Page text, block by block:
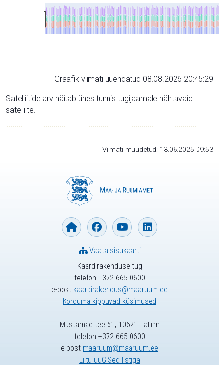
Graafik viimati uuendatud 08.08.2026 20:45:29
Satelliitide arv näitab ühes tunnis tugijaamale nähtavaid
satelliite.
Viimati muudetud: 13.06.2025 09:53
Kaardirakenduse tugi
telefon +372 665 0600
e-post kaardirakendus@maaruum.ee
Korduma kippuvad küsimused
Vaata sisukaarti
Mustamäe tee 51, 10621 Tallinn
telefon +372 665 0600
e-post maaruum@maaruum.ee
Liitu uuGISed listiga